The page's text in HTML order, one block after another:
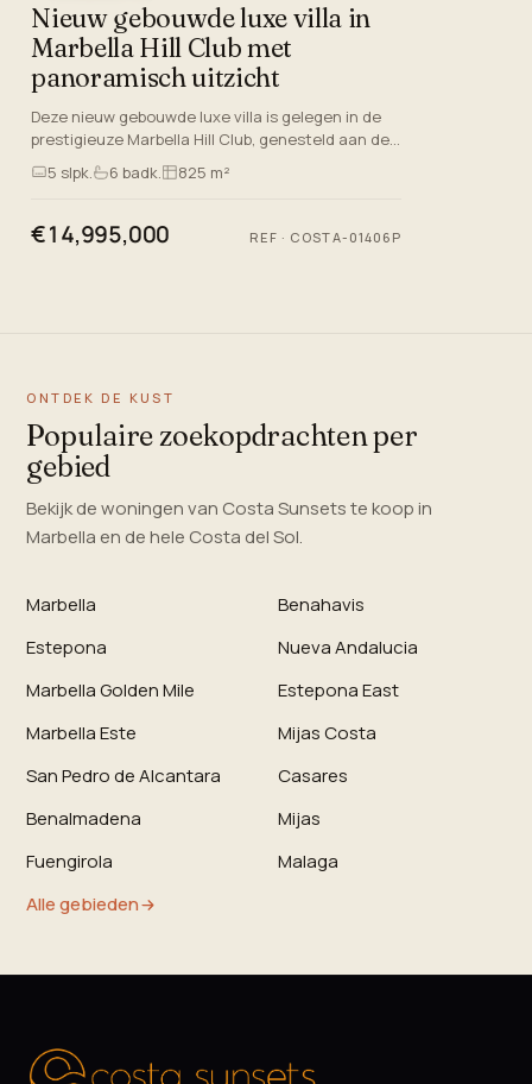
Nieuw gebouwde luxe villa in
Marbella Hill Club met
panoramisch uitzicht
Deze nieuw gebouwde luxe villa is gelegen in de
prestigieuze Marbella Hill Club, genesteld aan de
beroemde Marbella Golden Mile, Málaga. De
accommodatie heeft…
5 slpk. 6 badk. 825 m²
€14,995,000 REF · COSTA-01406P
ONTDEK DE KUST
Populaire zoekopdrachten per
gebied
Bekijk de woningen van Costa Sunsets te koop in
Marbella en de hele Costa del Sol.
Marbella
Benahavis
Estepona
Nueva Andalucia
Marbella Golden Mile
Estepona East
Marbella Este
Mijas Costa
San Pedro de Alcantara
Casares
Benalmadena
Mijas
Fuengirola
Malaga
Alle gebieden